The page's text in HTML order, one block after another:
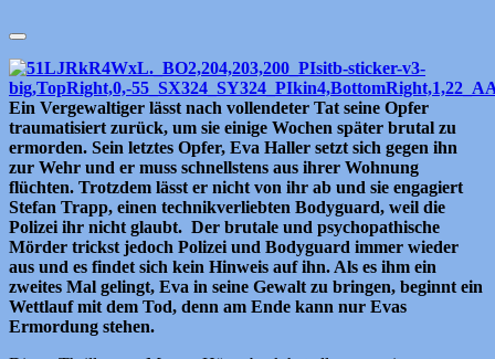
Ein Vergewaltiger lässt nach vollendeter Tat seine Opfer
traumatisiert zurück, um sie einige Wochen später brutal zu
ermorden. Sein letztes Opfer, Eva Haller setzt sich gegen ihn
zur Wehr und er muss schnellstens aus ihrer Wohnung
flüchten. Trotzdem lässt er nicht von ihr ab und sie engagiert
Stefan Trapp, einen technikverliebten Bodyguard, weil die
Polizei ihr nicht glaubt. Der brutale und psychopathische
Mörder trickst jedoch Polizei und Bodyguard immer wieder
aus und es findet sich kein Hinweis auf ihn. Als es ihm ein
zweites Mal gelingt, Eva in seine Gewalt zu bringen, beginnt ein
Wettlauf mit dem Tod, denn am Ende kann nur Evas
Ermordung stehen.